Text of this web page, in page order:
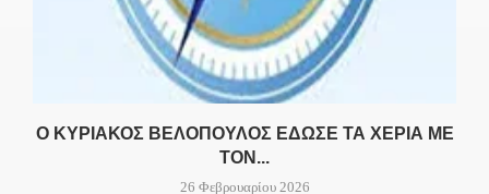
Ο ΚΥΡΙΆΚΟΣ ΒΕΛΌΠΟΥΛΟΣ ΈΔΩΣΕ ΤΑ ΧΈΡΙΑ ΜΕ
ΤΟΝ...
26 Φεβρουαρίου 2026